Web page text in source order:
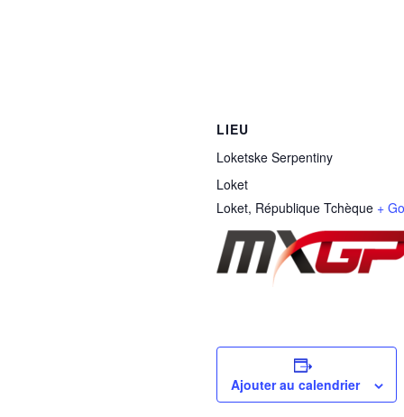
LIEU
Loketske Serpentiny
Loket
Loket, République Tchèque +
Ajouter au calendrier